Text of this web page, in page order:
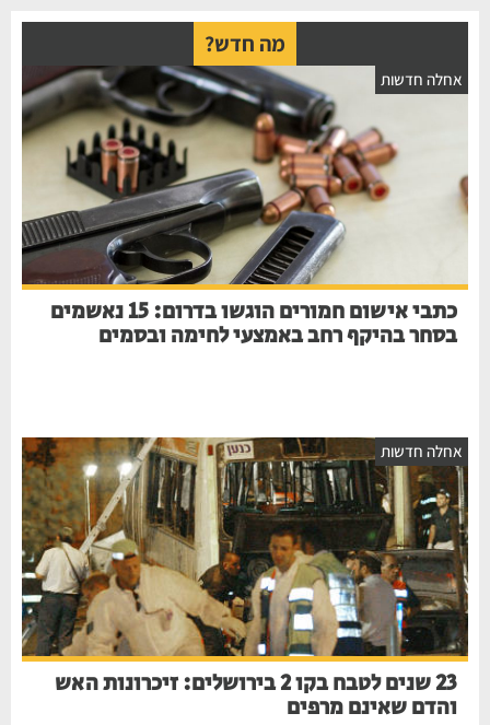
מה חדש?
חדשות
כתבי אישום חמורים הוגשו בדרום: 15 נאשמים
בסחר בהיקף רחב באמצעי לחימה ובסמים
חדשות
23 שנים לטבח בקו 2 בירושלים: זיכרונות האש
והדם שאינם מרפים